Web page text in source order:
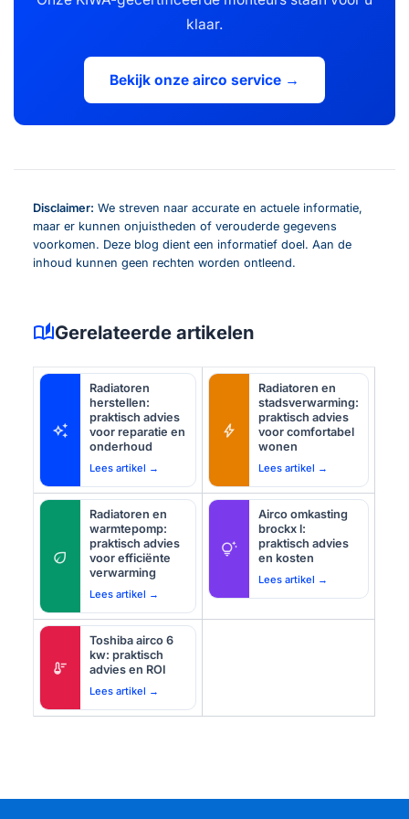
klaar.
Bekijk onze airco service →
Disclaimer: We streven naar accurate en actuele informatie,
maar er kunnen onjuistheden of verouderde gegevens
voorkomen. Deze blog dient een informatief doel. Aan de
inhoud kunnen geen rechten worden ontleend.
auto_storiesGerelateerde artikelen
auto_awesome
Radiatoren
herstellen:
praktisch advies
voor reparatie en
onderhoud
Lees artikel →
bolt
Radiatoren en
stadsverwarming:
praktisch advies
voor comfortabel
wonen
Lees artikel →
eco
Radiatoren en
warmtepomp:
praktisch advies
voor efficiënte
verwarming
Lees artikel →
tips_and_updates
Airco omkasting
brockx l:
praktisch advies
en kosten
Lees artikel →
thermostat
Toshiba airco 6
kw: praktisch
advies en ROI
Lees artikel →